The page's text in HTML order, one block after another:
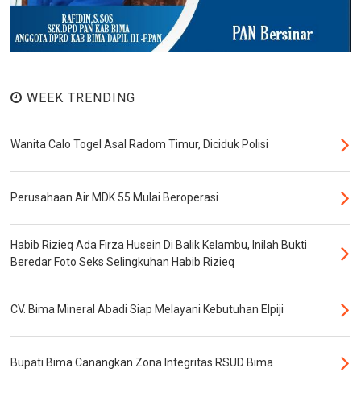
WEEK TRENDING
Wanita Calo Togel Asal Radom Timur, Diciduk Polisi
Perusahaan Air MDK 55 Mulai Beroperasi
Habib Rizieq Ada Firza Husein Di Balik Kelambu, Inilah Bukti
Beredar Foto Seks Selingkuhan Habib Rizieq
CV. Bima Mineral Abadi Siap Melayani Kebutuhan Elpiji
Bupati Bima Canangkan Zona Integritas RSUD Bima